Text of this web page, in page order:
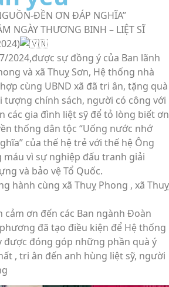
ĐỀN ƠN ĐÁP NGHĨA”
NGÀY THƯƠNG BINH – LIỆT SĨ
2024,được sự đồng ý của Ban lãnh
và xã Thuỵ Sơn, Hệ thống nhà
cùng UBND xã đã tri ân, tặng quà
tượng chính sách, người có công với
các gia đình liệt sỹ để tỏ lòng biết ơn
thống dân tộc “Uống nước nhớ
của thế hệ trẻ với thế hệ Ông
máu vì sự nghiệp đấu tranh giải
và bảo vệ Tổ Quốc.
hành cùng xã Thuỵ Phong , xã Thuỵ
cảm ơn đến các Ban ngành Đoàn
đã tạo điều kiện để Hệ thống
được đóng góp những phần quà ý
, tri ân đến anh hùng liệt sỹ, người